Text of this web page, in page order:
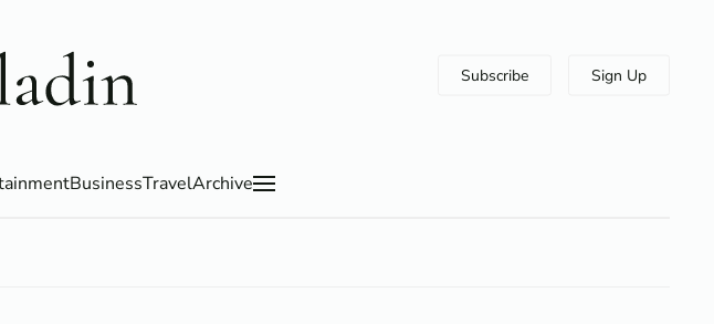
Subscribe Sign Up
BusinessTravelArchive